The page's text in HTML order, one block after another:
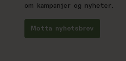
om kampanjer og nyheter.
Motta nyhetsbrev